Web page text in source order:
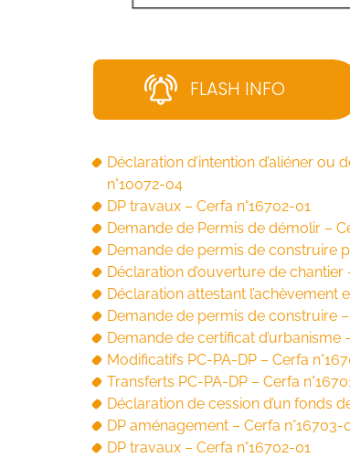
FLASH INFO
Déclaration d’intention d’aliéner
n°10072-04
DP travaux – Cerfa n°16702-01
Demande de Permis de démolir –
Demande de permis de construire
Déclaration d’ouverture de chantier
Déclaration attestant l’achèvement
Demande de permis de construire –
Demande de certificat d’urbanisme
Modificatifs PC-PA-DP – Cerfa
Transferts PC-PA-DP – Cerfa
Déclaration de cession d’un fonds
DP aménagement – Cerfa n°16703-
DP travaux – Cerfa n°16702-01